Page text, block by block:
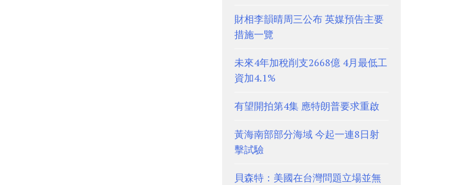
財相李韻晴周三公布 英媒預告主要
措施一覽
未來4年加稅削支2668億 4月最低工
資加4.1%
有望開拍第4集 應特朗普要求重啟
黃海南部部分海域 今起一連8日射
擊試驗
貝森特：美國在台灣問題立場並無